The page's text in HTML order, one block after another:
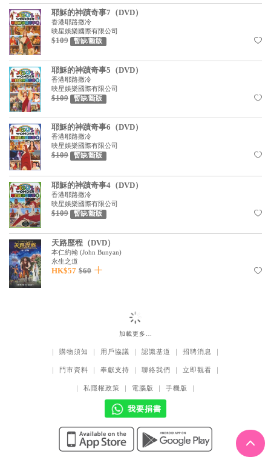
耶穌的神蹟奇事7（DVD）
香港耶路撒冷
映星娛樂國際有限公司
$109 暫缺/斷版
耶穌的神蹟奇事5（DVD）
香港耶路撒冷
映星娛樂國際有限公司
$109 暫缺/斷版
耶穌的神蹟奇事6（DVD）
香港耶路撒冷
映星娛樂國際有限公司
$109 暫缺/斷版
耶穌的神蹟奇事4（DVD）
香港耶路撒冷
映星娛樂國際有限公司
$109 暫缺/斷版
天路歷程（DVD）
本仁約翰 (John Bunyan)
永生之道
HK$57 $60
加載更多…
｜ 購物須知 ｜ 用戶協議 ｜ 認識基道 ｜ 招聘消息 ｜
｜ 門市資料 ｜ 奉獻支持 ｜ 聯絡我們 ｜ 立即觀看 ｜
｜ 私隱權政策 ｜ 電腦版 ｜ 手機版 ｜
我要捐書